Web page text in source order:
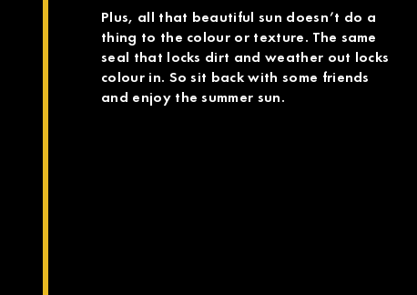
Plus, all that beautiful sun doesn’t do a
thing to the colour or texture. The same
seal that locks dirt and weather out locks
colour in. So sit back with some friends
and enjoy the summer sun.